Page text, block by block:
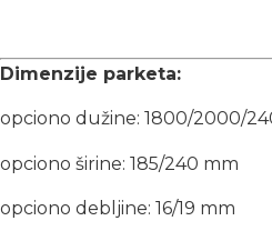
Dimenzije parketa:
opciono dužine: 1800/2000/
opciono širine: 185/240 mm
opciono debljine: 16/19 mm